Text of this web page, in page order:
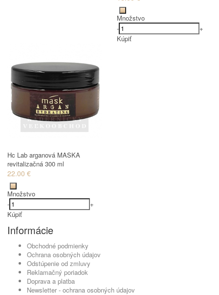
Množstvo
-
+
Kúpiť
Hc Lab arganová MASKA
revitalizačná 300 ml
22.00 €
Množstvo
-
+
Kúpiť
Informácie
Obchodné podmienky
Ochrana osobných údajov
Odstúpenie od zmluvy
Reklamačný poriadok
Doprava a platba
Newsletter - ochrana osobných údajov